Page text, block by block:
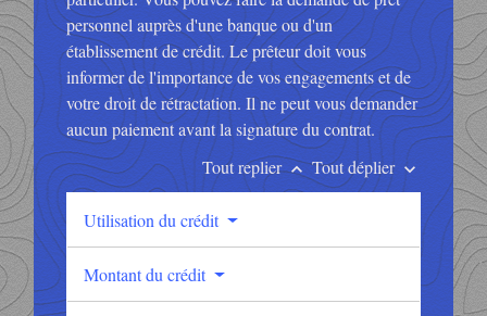
personnel auprès d'une banque ou d'un
établissement de crédit. Le prêteur doit vous
informer de l'importance de vos engagements et de
votre droit de rétractation. Il ne peut vous demander
aucun paiement avant la signature du contrat.
Tout replierkeyboard_arrow_up Tout déplier keyboard_arrow_down
Utilisation du crédit
Montant du crédit